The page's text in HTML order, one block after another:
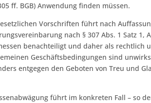
ff. BGB) Anwendung finden müssen.
Vorschriften führt nach
nach § 307 Abs. 1 Satz 1,
benachteiligt und daher als rechtlich
Geschäftsbedingungen sind
entgegen den Geboten von Treu und
führt im konkreten Fall – so